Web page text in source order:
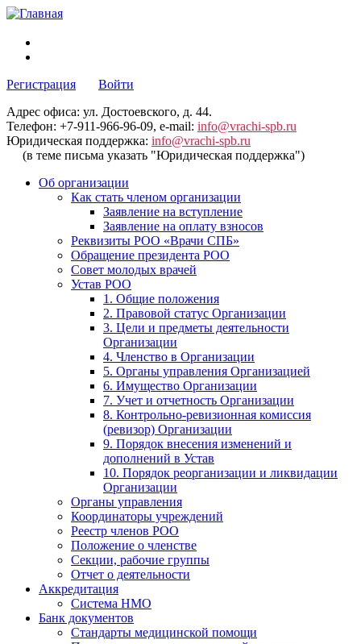
Регистрация
Войти
Адрес офиса: ул. Достоевского, д. 44.
Телефон: +7-911-966-96-09, e-mail: info@vrachi-spb.ru
Юридическая поддержка: info@vrachi-spb.ru
(в теме письма указать "Юридическая поддержка")
Об организации
Как стать членом организации
Заявление на вступление
Заявление на оплату взносов
Реквизиты РОО «Врачи СПБ»
Обращение президента РОО
Совет молодых врачей
Устав РОО
1. Общие положения
2. Правовой статус Организации
3. Цели и предметы деятельности
Организации
4. Членство в Организации
5. Органы управления Организацией
6. Имущество Организации
7. Учет и отчетность Организации
8. Контрольно-ревизионная комиссия
(ревизор) Организации
9. Порядок внесения изменений и
дополнений в Устав
10. Порядок реорганизации и ликвидации
Организации
Органы управления
Координаторы учреждений
Реестр членов РОО
Положение о членстве
Секции, рабочие группы
Отчет о деятельности
Аккредитация
Система НМО
Банк документов
Стандарты медицинской помощи